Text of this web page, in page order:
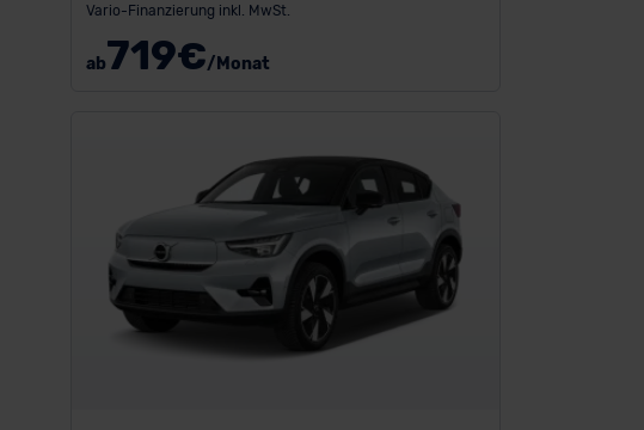
Vario-Finanzierung inkl. MwSt.
ab719€/Monat